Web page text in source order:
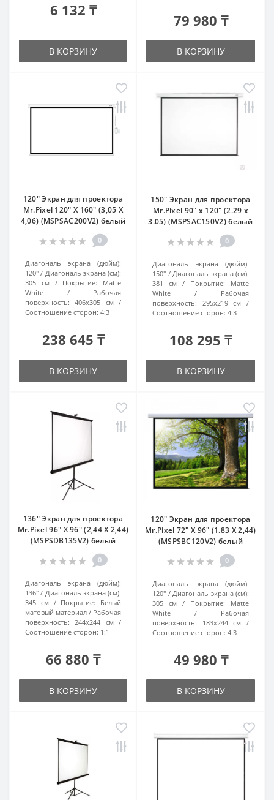
6 132 ₸
В КОРЗИНУ
79 980 ₸
В КОРЗИНУ
120" Экран для проектора
Mr.Pixel 120" X 160" (3,05 X
4,06) (MSPSAC200V2) белый
0
Диагональ экрана (дюйм):
120"
Диагональ экрана (см):
305 см
Покрытие:
Matte
White
Рабочая
поверхность:
406x305 см
Соотношение сторон: 4:3
238 645 ₸
В КОРЗИНУ
150" Экран для проектора
Mr.Pixel 90" x 120" (2.29 x
3.05) (MSPSAC150V2) белый
0
Диагональ экрана (дюйм):
150"
Диагональ экрана (см):
381 см
Покрытие:
Matte
White
Рабочая
поверхность:
295x219 см
Соотношение сторон: 4:3
108 295 ₸
В КОРЗИНУ
136" Экран для проектора
Mr.Pixel 96" X 96" (2,44 X 2,44)
(MSPSDB135V2) белый
0
Диагональ экрана (дюйм):
136"
Диагональ экрана (см):
345 см
Покрытие:
Белый
матовый материал
Рабочая
поверхность:
244x244 см
Соотношение сторон: 1:1
66 880 ₸
В КОРЗИНУ
120" Экран для проектора
Mr.Pixel 72" X 96" (1.83 X 2,44)
(MSPSBC120V2) белый
0
Диагональ экрана (дюйм):
120"
Диагональ экрана (см):
305 см
Покрытие:
Matte
White
Рабочая
поверхность:
183x244 см
Соотношение сторон: 4:3
49 980 ₸
В КОРЗИНУ